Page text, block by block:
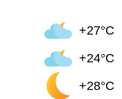
+27°C
+24°C
+28°C